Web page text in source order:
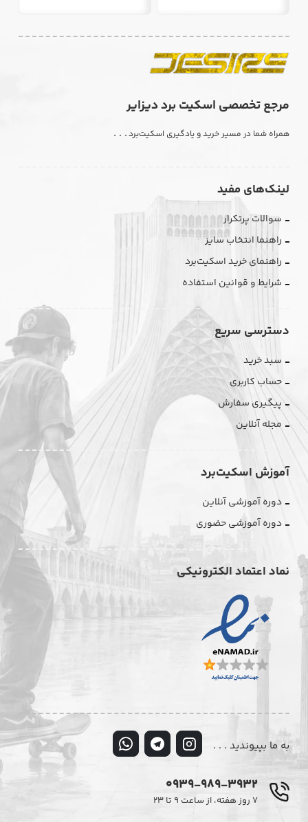
مرجع تخصصی اسکیت برد دیزایر
همراه شما در مسیر خرید و یادگیری اسکیت‌برد. . .
لینک‌های مفید
سوالات پرتکرار
راهنما انتخاب سایز
راهنمای خرید اسکیت‌برد
شرایط و قوانین استفاده
دسترسی سریع
سبد خرید
حساب کاربری
پیگیری سفارش
مجله آنلاین
آموزش اسکیت‌برد
دوره آموزشی آنلاین
دوره آموزشی حضوری
نماد اعتماد الکترونیکی
به ما بپیوندید . . .
0939-989-3932
۷ روز هفته، از ساعت ۹ تا ۲۳